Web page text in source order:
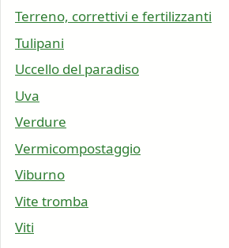
Terreno, correttivi e fertilizzanti
Tulipani
Uccello del paradiso
Uva
Verdure
Vermicompostaggio
Viburno
Vite tromba
Viti